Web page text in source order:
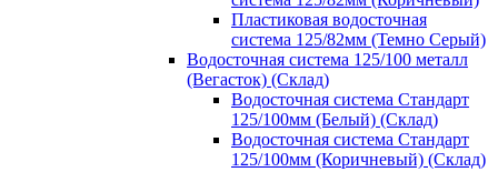
Пластиковая водосточная
система 125/82мм (Темно Серый)
Водосточная система 125/100 металл
(Вегасток) (Склад)
Водосточная система Стандарт
125/100мм (Белый) (Склад)
Водосточная система Стандарт
125/100мм (Коричневый) (Склад)